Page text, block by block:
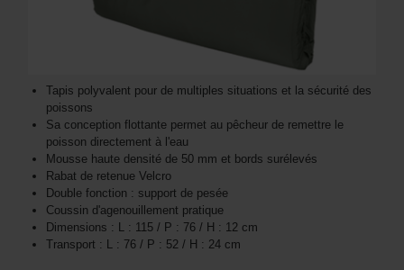
Tapis polyvalent pour de multiples situations et la sécurité des
poissons
Sa conception flottante permet au pêcheur de remettre le
poisson directement à l'eau
Mousse haute densité de 50 mm et bords surélevés
Rabat de retenue Velcro
Double fonction : support de pesée
Coussin d'agenouillement pratique
Dimensions : L : 115 / P : 76 / H : 12 cm
Transport : L : 76 / P : 52 / H : 24 cm